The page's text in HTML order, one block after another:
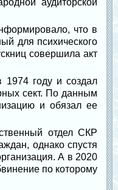
что в
для психического
совершила акт
1974 году и создал
сект. По данным
и обязал ее
отдел СКР
однако спустя
А в 2020
по которому